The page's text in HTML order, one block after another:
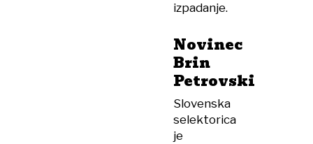
izpadanje.
Novinec
Brin
Petrovski
Slovenska
selektorica
je